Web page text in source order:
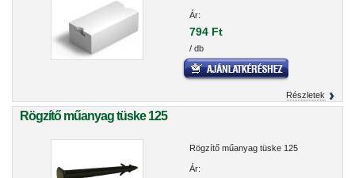
Ár:
794 Ft
/ db
Részletek
Rögzítő műanyag tüske 125
Rögzítő műanyag tüske 125
Ár: